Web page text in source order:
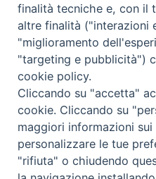
Copyright © 2019 -
Trentina Editrice
Privacy Policy
finalità tecniche e, con il
altre finalità ("interazioni
"miglioramento
"targeting e pubblicità")
cookie policy.
Cliccando su "accetta"
cookie. Cliccando su
maggiori informazioni
personalizzare le tue
"rifiuta" o chiudendo